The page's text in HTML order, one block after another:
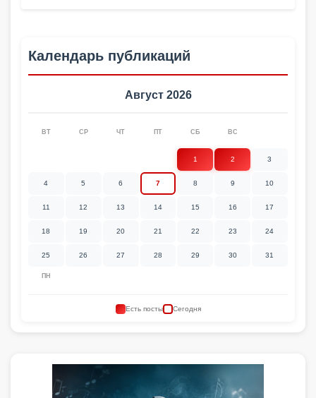
Календарь публикаций
Август 2026
ПН
ВТ СР ЧТ ПТ СБ ВС
1 2 3
4 5 6 7 8 9 10
11 12 13 14 15 16 17
18 19 20 21 22 23 24
25 26 27 28 29 30 31
Есть посты Сегодня